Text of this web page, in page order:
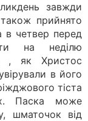
завжди
прийнято
в четвер перед
на неділю
, як Христос
в його
тіста
Паска може
шматочок від